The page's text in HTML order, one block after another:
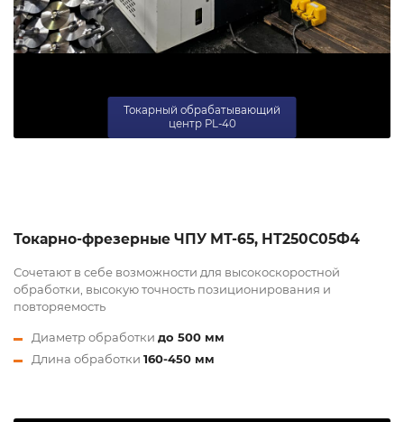
Токарный обрабатывающий
центр PL-40
Токарно-фрезерные ЧПУ МТ-65, НТ250С05Ф4
Сочетают в себе возможности для высокоскоростной
обработки, высокую точность позиционирования и
повторяемость
Диаметр обработки до 500 мм
Длина обработки 160-450 мм